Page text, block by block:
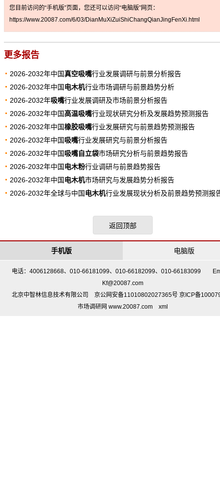
您目前访问的“手机版”页面，您还可以访问“电脑版”网页：
https://www.20087.com/6/03/DianMuXiZuiShiChangQianJingFenXi.html
更多报告
2026-2032年中国真空吸嘴行业发展调研与前景分析报告
2026-2032年中国电木机行业市场调研与前景趋势分析
2026-2032年吸嘴行业发展调研及市场前景分析报告
2026-2032年中国高温吸嘴行业现状研究分析及发展趋势预测报告
2026-2032年中国橡胶吸嘴行业发展研究与前景趋势预测报告
2026-2032年中国吸嘴行业发展研究与前景分析报告
2026-2032年中国吸嘴自立袋市场研究分析与前景趋势报告
2026-2032年中国电木粉行业调研与前景趋势报告
2026-2032年中国电木机市场研究与发展趋势分析报告
2026-2032年全球与中国电木机行业发展现状分析及前景趋势预测报
返回顶部
电脑版
手机版
电话：4006128668、010-66181099、010-66182099、010-66183099
Kf@20087.com
北京中智林信息技术有限公司 京公网安备11010802027365号 京ICP备
市场调研网 www.20087.com
xml